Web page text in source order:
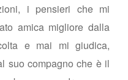
i pensieri che mi
amica migliore dalla
e mai mi giudica,
suo compagno che è il